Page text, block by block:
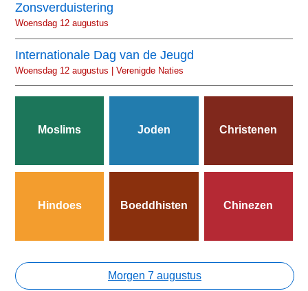
Zonsverduistering
Woensdag 12 augustus
Internationale Dag van de Jeugd
Woensdag 12 augustus | Verenigde Naties
Moslims Joden Christenen
Hindoes Boeddhisten Chinezen
Morgen 7 augustus